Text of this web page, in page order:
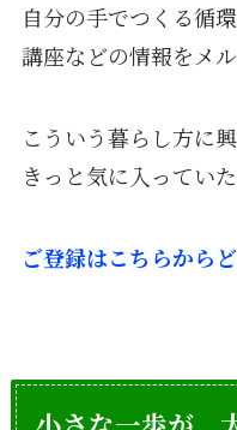
自分の手でつくる循
講座などの情報をメ
こういう暮らし方に
きっと気に入ってい
ご登録はこちらからど